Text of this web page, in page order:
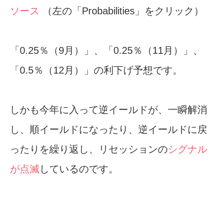
ソース （左の「Probabilities」をクリック）
「0.25％（9月）」、「0.25％（11月）」、
「0.5％（12月）」の利下げ予想です。
しかも今年に入って逆イールドが、一瞬解消
し、順イールドになったり、逆イールドに戻
ったりを繰り返し、リセッションのシグナル
が点滅 しているのです。